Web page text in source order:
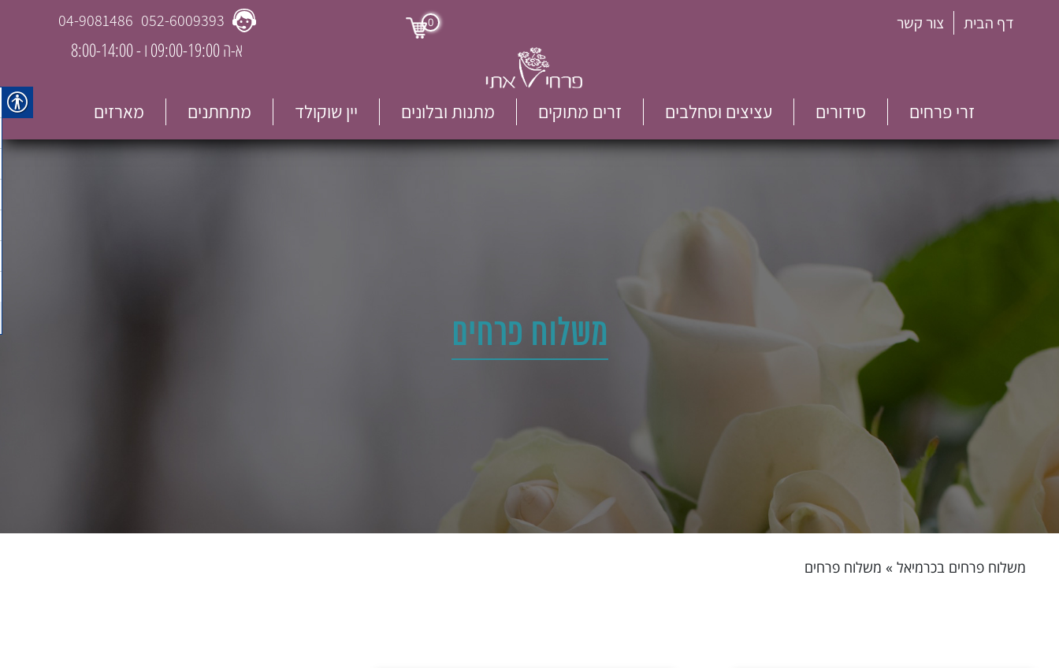
דף הבית צור קשר 0
052-6009393
04-9081486
א-ה 09:00-19:00 ו - 8:00-14:00
זרי פרחים סידורים עציצים וסחלבים זרים מתוקים מתנות ובלונים יין שוקולד מתחתנים מארזים
משלוח פרחים
משלוח פרחים בכרמיאל» משלוח פרחים